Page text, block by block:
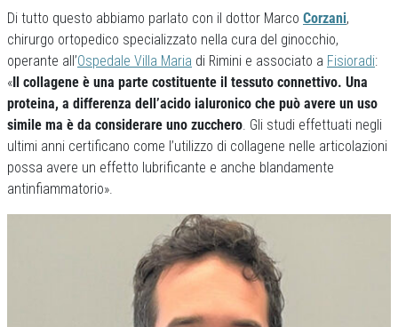
Di tutto questo abbiamo parlato con il dottor Marco Corzani,
chirurgo ortopedico specializzato nella cura del ginocchio,
operante all’Ospedale Villa Maria di Rimini e associato a Fisioradi:
«Il collagene è una parte costituente il tessuto connettivo. Una
proteina, a differenza dell’acido ialuronico che può avere un uso
simile ma è da considerare uno zucchero. Gli studi effettuati negli
ultimi anni certificano come l’utilizzo di collagene nelle articolazioni
possa avere un effetto lubrificante e anche blandamente
antinfiammatorio».